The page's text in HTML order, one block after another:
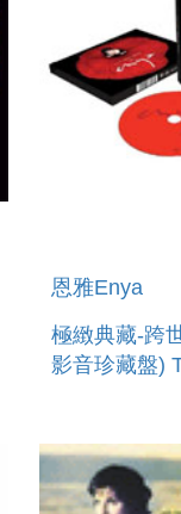
恩雅Enya
極緻典藏-跨
影音珍藏盤)